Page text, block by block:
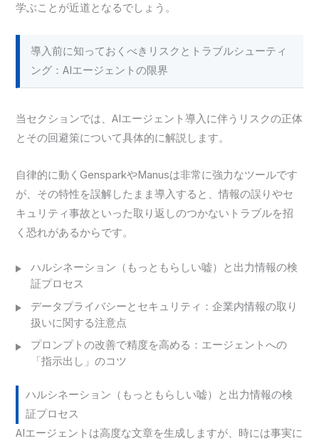
学ぶことが近道となるでしょう。
導入前に知っておくべきリスクとトラブルシューティ
ング：AIエージェントの限界
当セクションでは、AIエージェント導入に伴うリスクの正体
とその回避策について具体的に解説します。
自律的に動くGensparkやManusは非常に強力なツールです
が、その特性を誤解したまま導入すると、情報の誤りやセ
キュリティ事故といった取り返しのつかないトラブルを招
く恐れがあるからです。
ハルシネーション（もっともらしい嘘）と出力情報の検
証プロセス
データプライバシーとセキュリティ：企業内情報の取り
扱いに関する注意点
プロンプトの改善で精度を高める：エージェントへの
「指示出し」のコツ
ハルシネーション（もっともらしい嘘）と出力情報の検
証プロセス
AIエージェントは高度な文章を生成しますが、時には事実に